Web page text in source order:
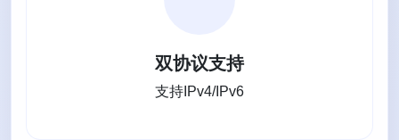
双协议支持
支持IPv4/IPv6